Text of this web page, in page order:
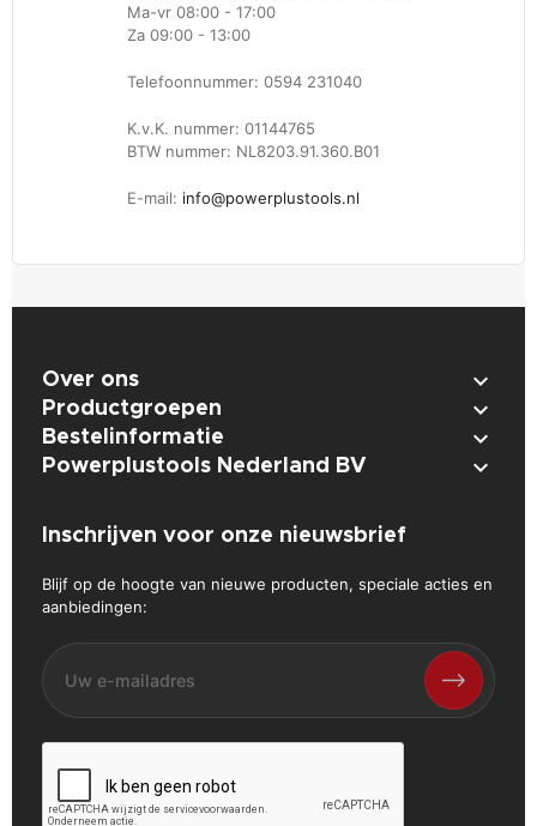
Ma-vr 08:00 - 17:00
Za 09:00 - 13:00
Telefoonnummer: 0594 231040
K.v.K. nummer: 01144765
BTW nummer: NL8203.91.360.B01
E-mail: info@powerplustools.nl
Over ons 
Productgroepen 
Bestelinformatie 
Powerplustools Nederland BV 
Inschrijven voor onze nieuwsbrief
Blijf op de hoogte van nieuwe producten, speciale acties en
aanbiedingen: